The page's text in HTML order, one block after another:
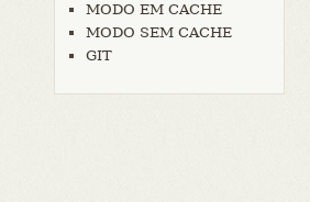
MODO EM CACHE
MODO SEM CACHE
GIT